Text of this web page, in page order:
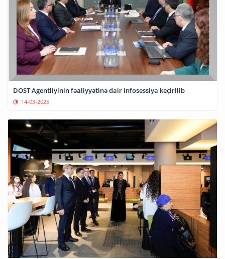
DOST Agentliyinin fəaliyyətinə dair infosessiya keçirilib
14-03-2025